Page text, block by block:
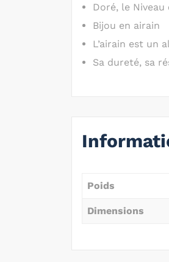
Doré, le
Bijou en airain
L’airain est un
Sa dureté, sa
Poids
Dimensions